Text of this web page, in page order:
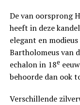
De van oorsprong
heeft in deze
elegant en
Bartholomeus van
echalon in 18e
behoorde dan ook
Verschillende